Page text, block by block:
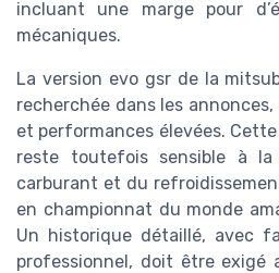
incluant une marge pour
mécaniques.
La version evo gsr de la
recherchée dans les
et performances élevées.
reste toutefois sensible à
carburant et du
en championnat du monde
Un historique détaillé, avec
professionnel, doit être exigé